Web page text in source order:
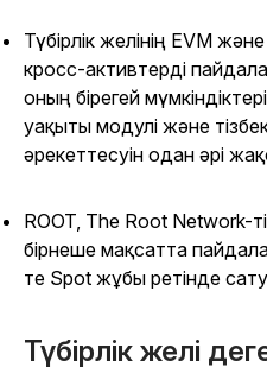
Түбірлік желінің EVM
кросс-активтерді
оның бірегей
уақыты модулі және
әрекеттесуін одан әрі
ROOT, The Root Network-
бірнеше мақсатта
те Spot жұбы ретінде
Түбірлік желі